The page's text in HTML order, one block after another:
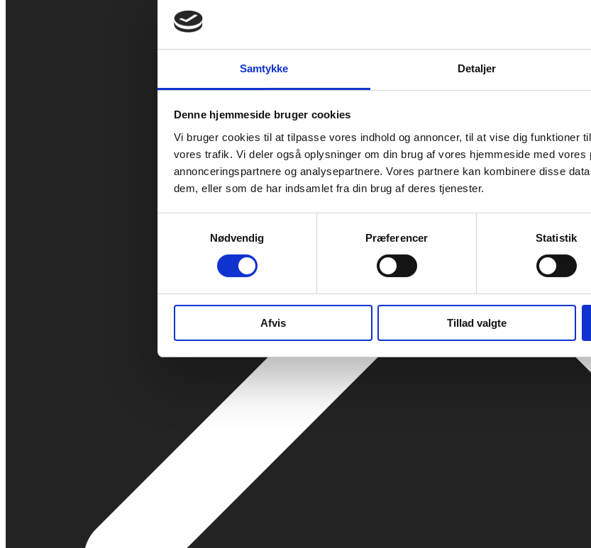
Samtykke Detaljer
Denne hjemmeside bruger cookies
Vi bruger cookies til at tilpasse vores indhold og annoncer, til at vise dig funktioner
vores trafik. Vi deler også oplysninger om din brug af vores hjemmeside med vores
annonceringspartnere og analysepartnere. Vores partnere kan kombinere disse
dem, eller som de har indsamlet fra din brug af deres tjenester.
Nødvendig
Præferencer Statistik
Afvis Tillad valgte